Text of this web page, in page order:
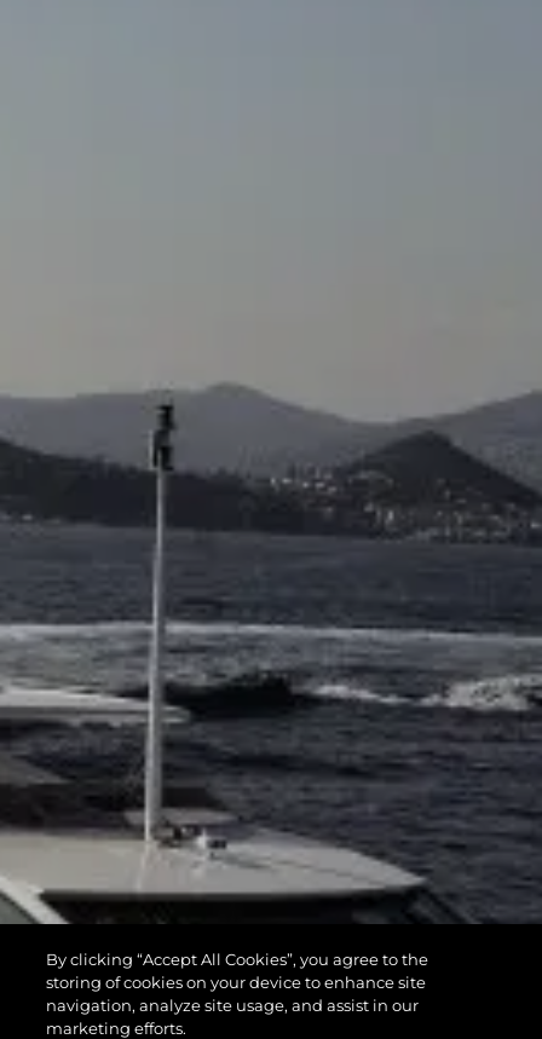
By clicking “Accept All Cookies”, you agree to the
storing of cookies on your device to enhance site
navigation, analyze site usage, and assist in our
marketing efforts.